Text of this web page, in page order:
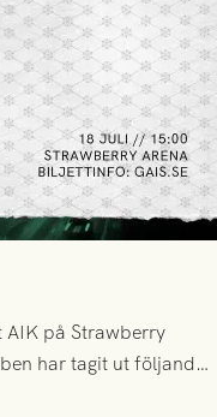
AIK på Strawberry
har tagit ut följande